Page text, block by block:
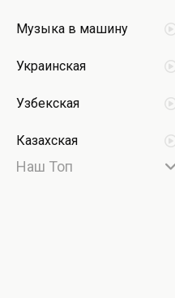
Музыка в машину
Украинская
Узбекская
Казахская
Наш Топ